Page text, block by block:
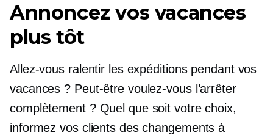
Annoncez vos vacances
plus tôt
Allez-vous ralentir les expéditions pendant vos
vacances ? Peut-être voulez-vous l’arrêter
complètement ? Quel que soit votre choix,
informez vos clients des changements à